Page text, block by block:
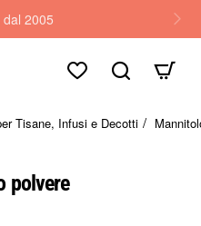
2005
polvere
Tisane, Infusi e Decotti